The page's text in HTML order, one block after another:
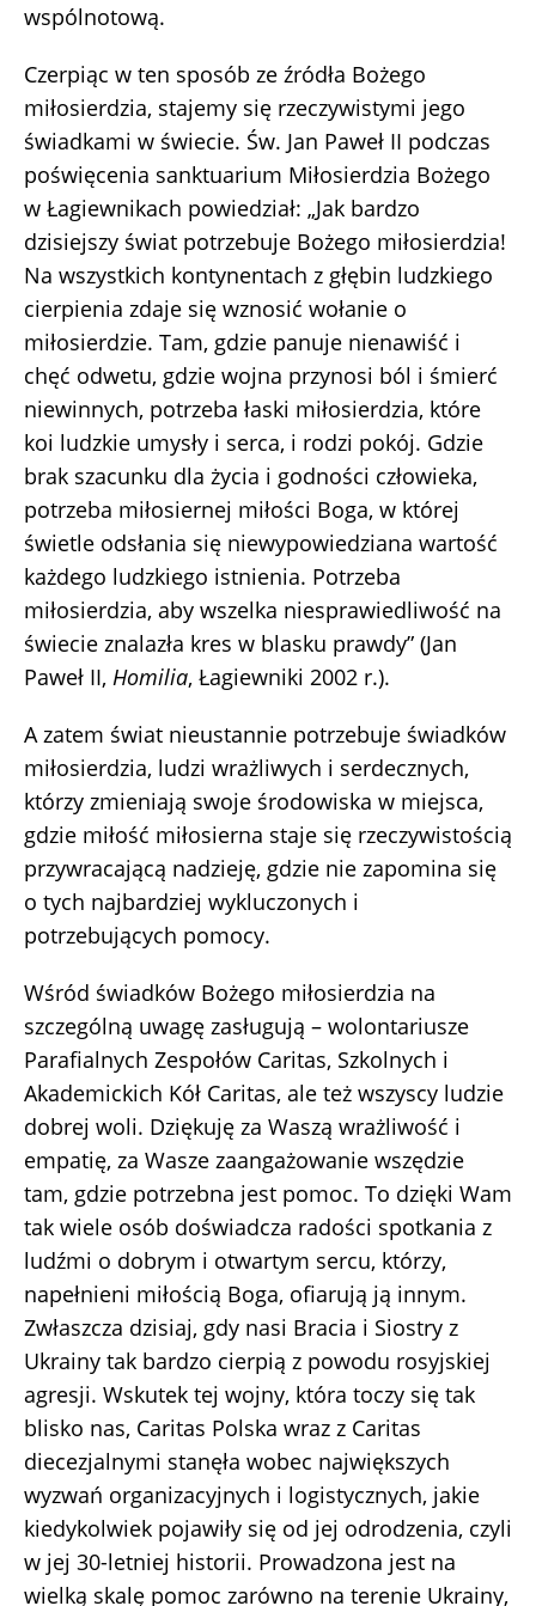
wspólnotową.
Czerpiąc w ten sposób ze źródła Bożego
miłosierdzia, stajemy się rzeczywistymi jego
świadkami w świecie. Św. Jan Paweł II podczas
poświęcenia sanktuarium Miłosierdzia Bożego
w Łagiewnikach powiedział: „Jak bardzo
dzisiejszy świat potrzebuje Bożego miłosierdzia!
Na wszystkich kontynentach z głębin ludzkiego
cierpienia zdaje się wznosić wołanie o
miłosierdzie. Tam, gdzie panuje nienawiść i
chęć odwetu, gdzie wojna przynosi ból i śmierć
niewinnych, potrzeba łaski miłosierdzia, które
koi ludzkie umysły i serca, i rodzi pokój. Gdzie
brak szacunku dla życia i godności człowieka,
potrzeba miłosiernej miłości Boga, w której
świetle odsłania się niewypowiedziana wartość
każdego ludzkiego istnienia. Potrzeba
miłosierdzia, aby wszelka niesprawiedliwość na
świecie znalazła kres w blasku prawdy” (Jan
Paweł II, Homilia, Łagiewniki 2002 r.).
A zatem świat nieustannie potrzebuje świadków
miłosierdzia, ludzi wrażliwych i serdecznych,
którzy zmieniają swoje środowiska w miejsca,
gdzie miłość miłosierna staje się rzeczywistością
przywracającą nadzieję, gdzie nie zapomina się
o tych najbardziej wykluczonych i
potrzebujących pomocy.
Wśród świadków Bożego miłosierdzia na
szczególną uwagę zasługują – wolontariusze
Parafialnych Zespołów Caritas, Szkolnych i
Akademickich Kół Caritas, ale też wszyscy ludzie
dobrej woli. Dziękuję za Waszą wrażliwość i
empatię, za Wasze zaangażowanie wszędzie
tam, gdzie potrzebna jest pomoc. To dzięki Wam
tak wiele osób doświadcza radości spotkania z
ludźmi o dobrym i otwartym sercu, którzy,
napełnieni miłością Boga, ofiarują ją innym.
Zwłaszcza dzisiaj, gdy nasi Bracia i Siostry z
Ukrainy tak bardzo cierpią z powodu rosyjskiej
agresji. Wskutek tej wojny, która toczy się tak
blisko nas, Caritas Polska wraz z Caritas
diecezjalnymi stanęła wobec największych
wyzwań organizacyjnych i logistycznych, jakie
kiedykolwiek pojawiły się od jej odrodzenia, czyli
w jej 30-letniej historii. Prowadzona jest na
wielką skalę pomoc zarówno na terenie Ukrainy,